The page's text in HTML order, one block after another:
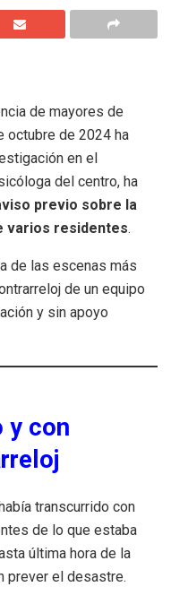
de mayores de
octubre de 2024 ha
en el
del centro, ha
previo sobre la
varios residentes.
de las escenas más
de un equipo
y sin apoyo
y con
transcurrido con
de lo que estaba
última hora de la
prever el desastre.